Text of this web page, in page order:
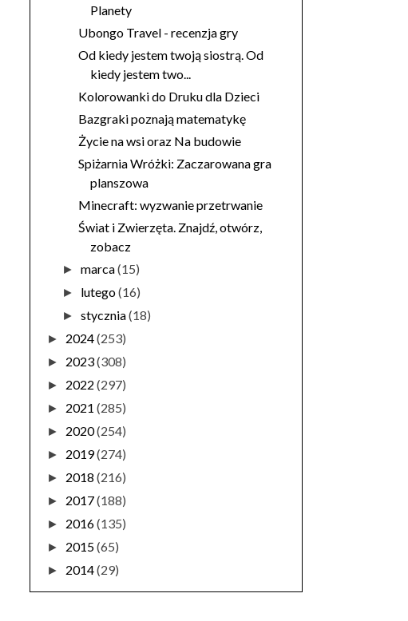
Planety
Ubongo Travel - recenzja gry
Od kiedy jestem twoją siostrą. Od
kiedy jestem two...
Kolorowanki do Druku dla Dzieci
Bazgraki poznają matematykę
Życie na wsi oraz Na budowie
Spiżarnia Wróżki: Zaczarowana gra
planszowa
Minecraft: wyzwanie przetrwanie
Świat i Zwierzęta. Znajdź, otwórz,
zobacz
►marca(15)
► lutego(16)
►stycznia(18)
► 2024(253)
► 2023(308)
► 2022 (297)
► 2021 (285)
► 2020(254)
► 2019(274)
► 2018 (216)
► 2017(188)
► 2016(135)
► 2015(65)
► 2014(29)